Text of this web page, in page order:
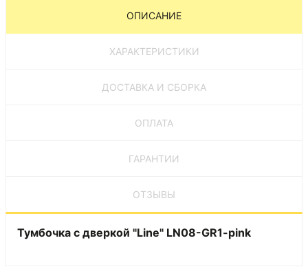
ОПИСАНИЕ
ХАРАКТЕРИСТИКИ
ДОСТАВКА И СБОРКА
ОПЛАТА
ГАРАНТИИ
ОТЗЫВЫ
Тумбочка с дверкой "Line" LN08-GR1-pink